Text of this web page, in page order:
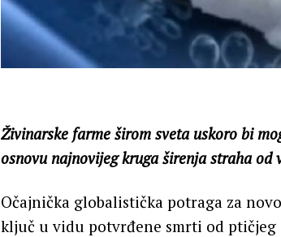
Živinarske farme širom sveta uskoro bi
osnovu najnovijeg kruga širenja straha
Očajnička globalistička potraga za
ključ u vidu potvrđene smrti od